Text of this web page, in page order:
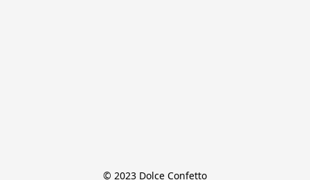
© 2023 Dolce Confetto